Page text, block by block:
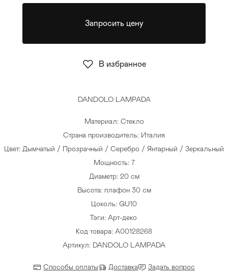
DANDOLO LAMPADA
Материал: Стекло
Страна производитель: Италия
Цвет: Дымчатый / Прозрачный / Серебро / Янтарный / Зеркальный
Мощность: 7
Диаметр: 20 см
Высота: плафон 30 см
Цоколь: GU10
Тэги: Арт-деко
Код товара: A00128268
Артикул: DANDOLO LAMPADA
Способы оплаты Доставка Задать вопрос
Запросить цену
В избранное